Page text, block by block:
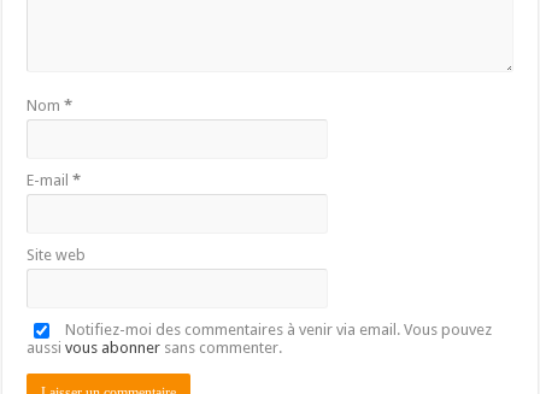
Nom*
E-mail*
Site web
Notifiez-moi des commentaires à venir via email. Vous pouvez
aussivous abonner sans commenter.